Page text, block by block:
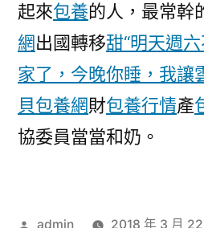
起來包養的人，最常幹
網出國轉移甜“明天週
家了，今晚你睡，我讓
貝包養網財包養行情產
協委員當當和奶。
作
admin 2018 年 3 月 22